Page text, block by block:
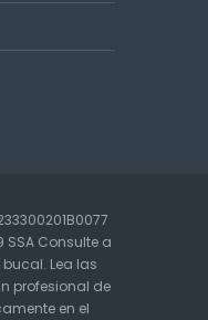
SSA Consulte a
Lea las
profesional de
en el